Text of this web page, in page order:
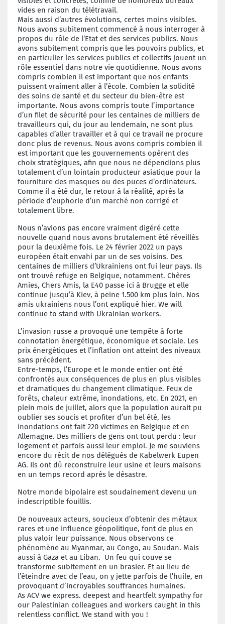
vides en raison du télétravail.
Mais aussi d’autres évolutions, certes moins visibles.
Nous avons subitement commencé à nous interroger à
propos du rôle de l’Etat et des services publics. Nous
avons subitement compris que les pouvoirs publics, et
en particulier les services publics et collectifs jouent un
rôle essentiel dans notre vie quotidienne. Nous avons
compris combien il est important que nos enfants
puissent vraiment aller à l’école. Combien la solidité
des soins de santé et du secteur du bien-être est
importante. Nous avons compris toute l’importance
d’un filet de sécurité pour les centaines de milliers de
travailleurs qui, du jour au lendemain, ne sont plus
capables d’aller travailler et à qui ce travail ne procure
donc plus de revenus. Nous avons compris combien il
est important que les gouvernements opèrent des
choix stratégiques, afin que nous ne dépendions plus
totalement d’un lointain producteur asiatique pour la
fourniture des masques ou des puces d’ordinateurs.
Comme il a été dur, le retour à la réalité, après la
période d’euphorie d’un marché non corrigé et
totalement libre.
Nous n’avions pas encore vraiment digéré cette
nouvelle quand nous avons brutalement été réveillés
pour la deuxième fois. Le 24 février 2022 un pays
européen était envahi par un de ses voisins. Des
centaines de milliers d’Ukrainiens ont fui leur pays. Ils
ont trouvé refuge en Belgique, notamment. Chères
Amies, Chers Amis, la E40 passe ici à Brugge et elle
continue jusqu’à Kiev, à peine 1.500 km plus loin. Nos
amis ukrainiens nous l’ont expliqué hier. We will
continue to stand with Ukrainian workers.
L’invasion russe a provoqué une tempête à forte
connotation énergétique, économique et sociale. Les
prix énergétiques et l’inflation ont atteint des niveaux
sans précédent.
Entre-temps, l’Europe et le monde entier ont été
confrontés aux conséquences de plus en plus visibles
et dramatiques du changement climatique. Feux de
forêts, chaleur extrême, inondations, etc. En 2021, en
plein mois de juillet, alors que la population aurait pu
oublier ses soucis et profiter d’un bel été, les
inondations ont fait 220 victimes en Belgique et en
Allemagne. Des milliers de gens ont tout perdu : leur
logement et parfois aussi leur emploi. Je me souviens
encore du récit de nos délégués de Kabelwerk Eupen
AG. Ils ont dû reconstruire leur usine et leurs maisons
en un temps record après le désastre.
Notre monde bipolaire est soudainement devenu un
indescriptible fouillis.
De nouveaux acteurs, soucieux d’obtenir des métaux
rares et une influence géopolitique, font de plus en
plus valoir leur puissance. Nous observons ce
phénomène au Myanmar, au Congo, au Soudan. Mais
aussi à Gaza et au Liban. Un feu qui couve se
transforme subitement en un brasier. Et au lieu de
l’éteindre avec de l’eau, on y jette parfois de l’huile, en
provoquant d’incroyables souffrances humaines.
As ACV we express. deepest and heartfelt sympathy for
our Palestinian colleagues and workers caught in this
relentless conflict. We stand with you !